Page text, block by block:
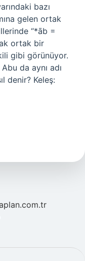
bazı
gelen ortak
“*āb =
ortak bir
gibi görünüyor.
da aynı adı
denir? Keleş: